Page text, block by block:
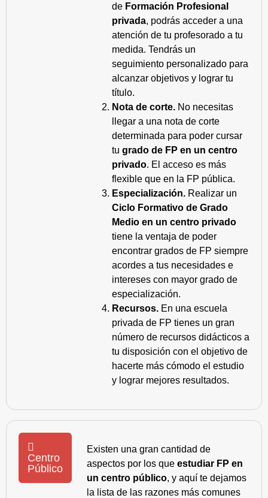
de Formación Profesional
privada, podrás acceder a una
atención de tu profesorado a tu
medida. Tendrás un
seguimiento personalizado para
alcanzar objetivos y lograr tu
título.
Nota de corte. No necesitas
llegar a una nota de corte
determinada para poder cursar
tu grado de FP en un centro
privado. El acceso es más
flexible que en la FP pública.
Especialización. Realizar un
Ciclo Formativo de Grado
Medio en un centro privado
tiene la ventaja de poder
encontrar grados de FP siempre
acordes a tus necesidades e
intereses con mayor grado de
especialización.
Recursos. En una escuela
privada de FP tienes un gran
número de recursos didácticos a
tu disposición con el objetivo de
hacerte más cómodo el estudio
y lograr mejores resultados.
Centro
Público
Existen una gran cantidad de
aspectos por los que estudiar FP en
un centro público, y aquí te dejamos
la lista de las razones más comunes